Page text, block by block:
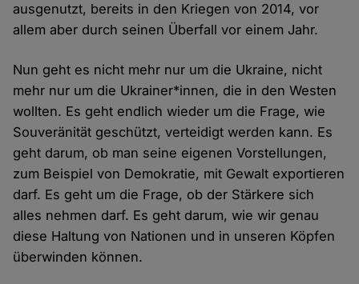
ausgenutzt, bereits in den Kriegen von 2014, vor
allem aber durch seinen Überfall vor einem Jahr.
Nun geht es nicht mehr nur um die Ukraine, nicht
mehr nur um die Ukrainer*innen, die in den Westen
wollten. Es geht endlich wieder um die Frage, wie
Souveränität geschützt, verteidigt werden kann. Es
geht darum, ob man seine eigenen Vorstellungen,
zum Beispiel von Demokratie, mit Gewalt exportieren
darf. Es geht um die Frage, ob der Stärkere sich
alles nehmen darf. Es geht darum, wie wir genau
diese Haltung von Nationen und in unseren Köpfen
überwinden können.